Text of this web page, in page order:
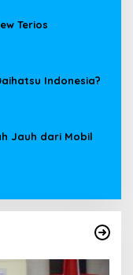
Terios
Indonesia?
Jauh dari Mobil